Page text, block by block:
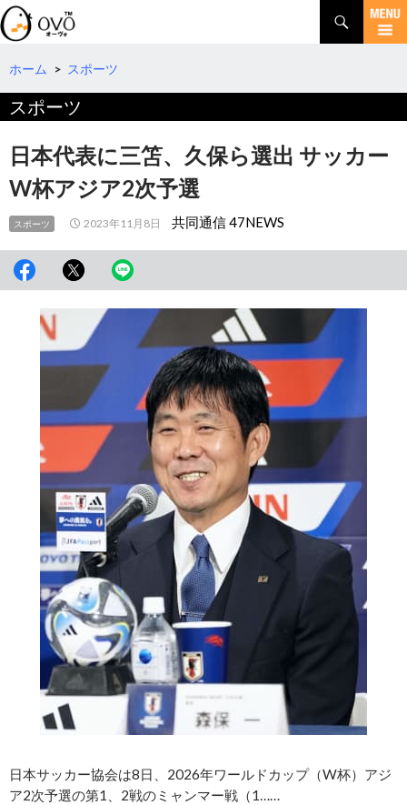
検
索
コ
テ
へ
ホーム > スポーツ
スポーツ
日本代表に三笘、久保ら選出 サッカー
W杯アジア2次予選
スポーツ 2023年11月8日 共同通信 47NEWS
日本サッカー協会は8日、2026年ワールドカップ（W杯）アジ
ア2次予選の第1、2戦のミャンマー戦（1……